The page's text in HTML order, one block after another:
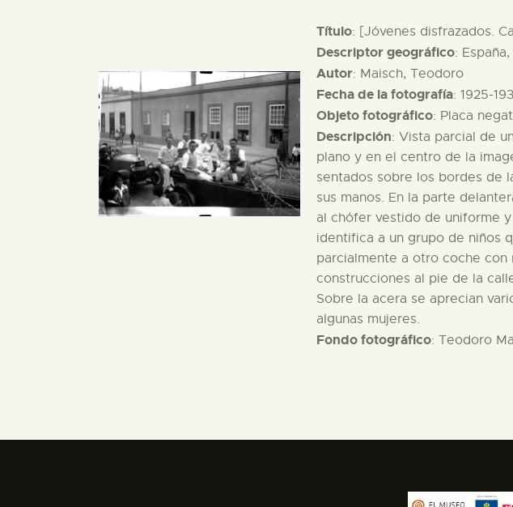
Título: [Jóvenes disfrazados.
Descriptor geográfico:
Autor: Maisch, Teodoro
Fecha de la fotografía: 1925-
Objeto fotográfico: Placa
Descripción: Vista parcial de
plano y en el centro de la
sentados sobre los bordes de
sus manos. En la parte
al chófer vestido de uniforme
identifica a un grupo de niños
parcialmente a otro coche con
construcciones al pie de la
Sobre la acera se aprecian
algunas mujeres.
Fondo fotográfico: Teodoro